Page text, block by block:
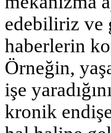
edebiliriz ve
haberlerin
Örneğin,
işe
kronik